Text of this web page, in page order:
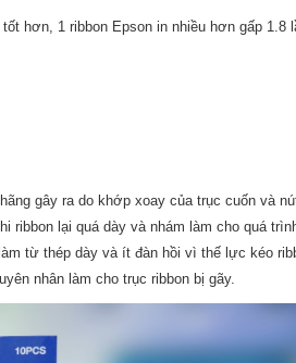
hơn, 1 ribbon Epson in nhiều hơn gấp 1.8
gây ra do khớp xoay của trục cuốn và
ribbon lại quá dày và nhám làm cho quá
từ thép dày và ít đàn hồi vì thế lực kéo
nhân làm cho trục ribbon bị gãy.